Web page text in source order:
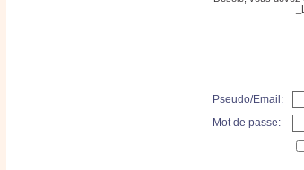
Pseudo/Email:
Mot de passe: